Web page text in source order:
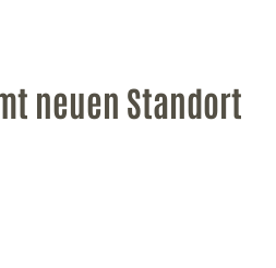
neuen Standort